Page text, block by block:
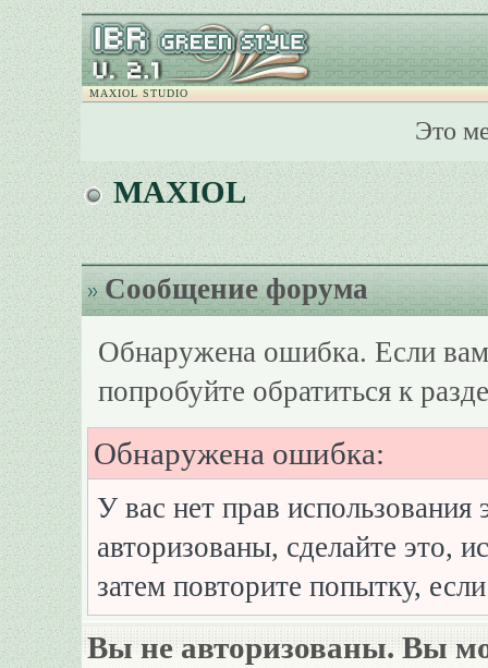
MAXIOL STUDIO
Это
MAXIOL
Сообщение форума
Обнаружена ошибка. Если
попробуйте обратиться к
Обнаружена ошибка:
У вас нет прав
авторизованы, сделайте это,
затем повторите попытку,
Вы не авторизованы. Вы